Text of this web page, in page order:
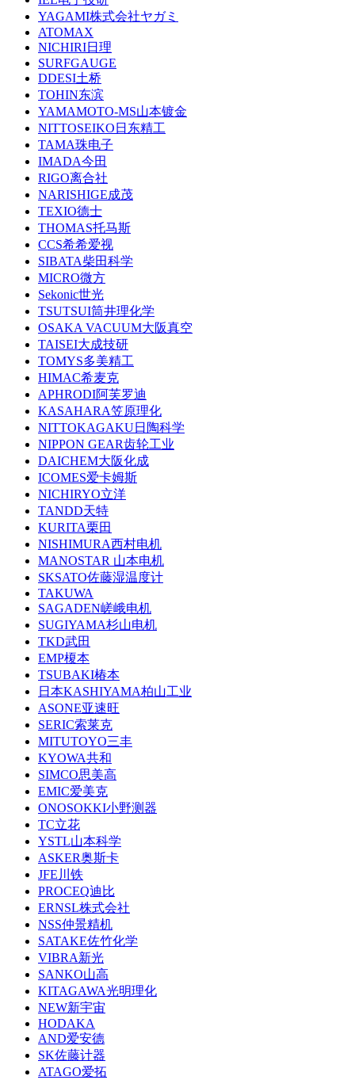
YAGAMI株式会社ヤガミ
ATOMAX
NICHIRI日理
SURFGAUGE
DDESI土桥
TOHIN东滨
YAMAMOTO-MS山本镀金
NITTOSEIKO日东精工
TAMA珠电子
IMADA今田
RIGO离合社
NARISHIGE成茂
TEXIO德士
THOMAS托马斯
CCS希希爱视
SIBATA柴田科学
MICRO微方
Sekonic世光
TSUTSUI筒井理化学
OSAKA VACUUM大阪真空
TAISEI大成技研
TOMYS多美精工
HIMAC希麦克
APHRODI阿芙罗迪
KASAHARA笠原理化
NITTOKAGAKU日陶科学
NIPPON GEAR齿轮工业
DAICHEM大阪化成
ICOMES爱卡姆斯
NICHIRYO立洋
TANDD天特
KURITA栗田
NISHIMURA西村电机
MANOSTAR 山本电机
SKSATO佐藤湿温度计
TAKUWA
SAGADEN嵯峨电机
SUGIYAMA杉山电机
TKD武田
EMP榎本
TSUBAKI椿本
日本KASHIYAMA柏山工业
ASONE亚速旺
SERIC索莱克
MITUTOYO三丰
KYOWA共和
SIMCO思美高
EMIC爱美克
ONOSOKKI小野测器
TC立花
YSTL山本科学
ASKER奥斯卡
JFE川铁
PROCEQ迪比
ERNSL株式会社
NSS仲景精机
SATAKE佐竹化学
VIBRA新光
SANKO山高
KITAGAWA光明理化
NEW新宇宙
HODAKA
AND爱安德
SK佐藤计器
ATAGO爱拓